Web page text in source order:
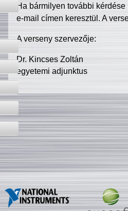
Ha bármilyen további
e-mail címen keresztül. A
A verseny szervezője:
Dr. Kincses Zoltán
egyetemi adjunktus